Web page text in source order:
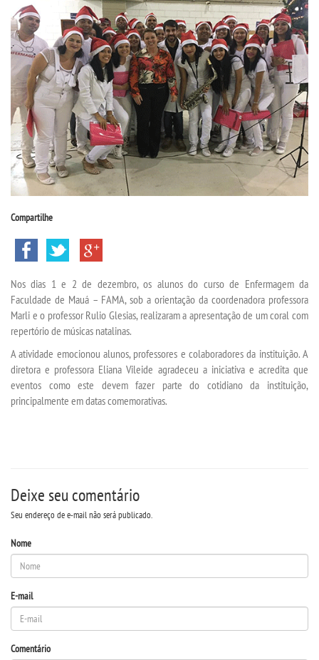
PROUNI
CURSOS
BACHARELADOS
LICENCIATURAS
TECNOLÓGICOS
VESTIBULAR
INSCREVA-SE
TRANSFERÊNCIA
SEGUNDA GRADUAÇÃO
MATRÍCULA
DESTAQUES
UNIESP NEWS
REPOSITÓRIO
Compartilhe
Nos dias 1 e 2 de dezembro, os alunos do curso de Enfermagem da
Faculdade de Mauá – FAMA, sob a orientação da coordenadora professora
Marli e o professor Rulio Glesias, realizaram a apresentação de um coral com
repertório de músicas natalinas.
A atividade emocionou alunos, professores e colaboradores da instituição. A
diretora e professora Eliana Vileide agradeceu a iniciativa e acredita que
eventos como este devem fazer parte do cotidiano da instituição,
principalmente em datas comemorativas.
Deixe seu comentário
Seu endereço de e-mail não será publicado.
Nome
E-mail
Comentário